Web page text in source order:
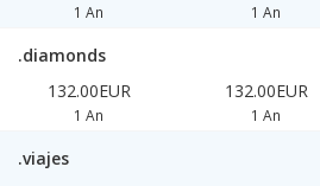
1 An 1 An
.diamonds
132.00EUR
1 An
132.00EUR
1 An
.viajes